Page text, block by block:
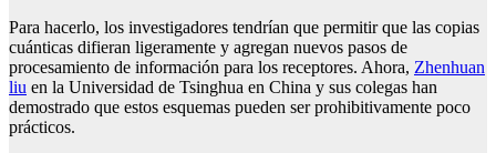
Para hacerlo, los investigadores tendrían que permitir que las copias
cuánticas difieran ligeramente y agregan nuevos pasos de
procesamiento de información para los receptores. Ahora, Zhenhuan
liu en la Universidad de Tsinghua en China y sus colegas han
demostrado que estos esquemas pueden ser prohibitivamente poco
prácticos.